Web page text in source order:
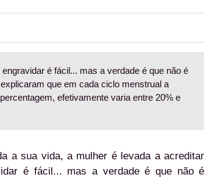
é fácil... mas a verdade é que não é
que em cada ciclo menstrual a
efetivamente varia entre 20% e
a sua vida, a mulher é levada a acreditar
é fácil... mas a verdade é que não é